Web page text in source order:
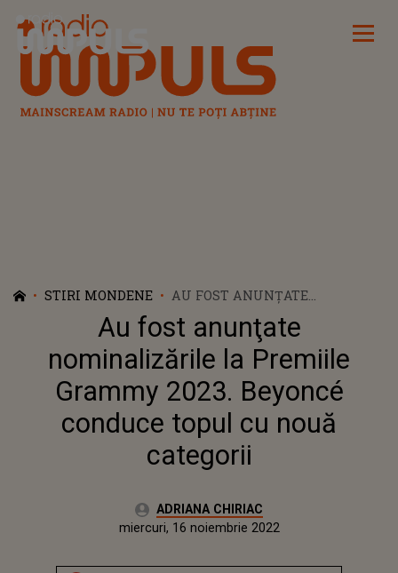
Radio Impuls
STIRI MONDENE
AU FOST ANUNŢATE
NOMINALIZĂRILE LA PREMIILE
GRAMMY 2023. BEYONCÉ
CONDUCE TOPUL CU NOUĂ
CATEGORII
Au fost anunţate
nominalizările la Premiile
Grammy 2023. Beyoncé
conduce topul cu nouă
categorii
Autor:ADRIANA CHIRIAC
miercuri, 16 noiembrie 2022
Actualizat:
miercuri, 16 noiembrie 2022